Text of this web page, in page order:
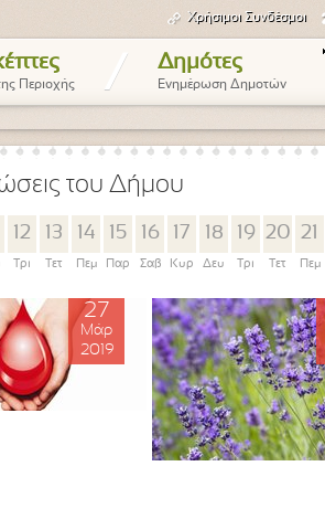
Χρήσιμοι Συνδέσμοι
Περιοχής / Δημότες
Ενημέρωση Δημοτών
του Δήμου
12
Τρι
13
Τετ
14
Πεμ
15
Παρ
16
Σαβ
17
Κυρ
18
Δευ
19
Τρι
20
Τετ
21
Πεμ
27
Μάρ
2019